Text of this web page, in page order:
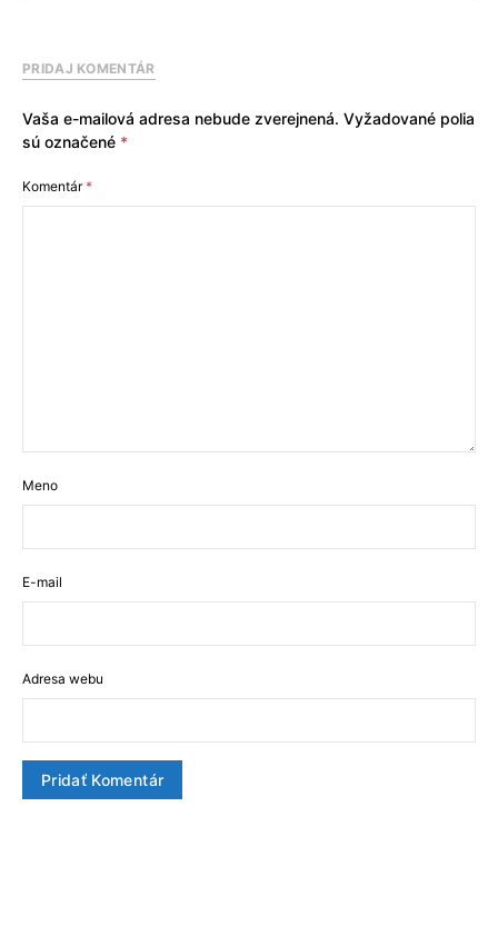
PRIDAJ KOMENTÁR
Vaša e-mailová adresa nebude zverejnená. Vyžadované polia
sú označené *
Komentár*
Meno
E-mail
Adresa webu